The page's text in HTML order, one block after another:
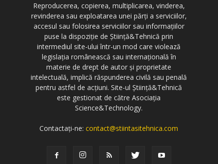
Reproducerea, copierea, multiplicarea, vinderea,
revinderea sau exploatarea unei părți a serviciilor,
accesul sau folosirea serviciilor sau informațiilor
puse la dispoziție de Știință&Tehnică prin
intermediul site-ului într-un mod care violează
legislația românească sau internațională în
materie de drept de autor și proprietate
intelectuală, implică răspunderea civilă sau penală
pentru astfel de acțiuni. Site-ul Știință&Tehnică
este gestionat de către Asociația
Science&Technology.
Contactați-ne:contact@stiintasitehnica.com